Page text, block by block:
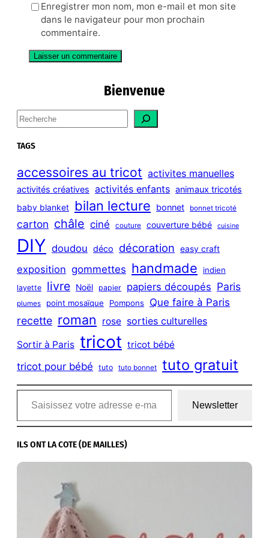
Enregistrer mon nom, mon e-mail et mon site
dans le navigateur pour mon prochain
commentaire.
Bienvenue
S
e
a
c
h
TAGS
accessoires au tricot activites manuelles
activités créatives activités enfants animaux tricotés
baby blanket bilan lecture bonnet bonnet tricoté
carton châle ciné couture couverture bébé cuisine
DIY doudou déco décoration easy craft
exposition gommettes handmade indien
layette livre Noël papier papiers découpés Paris
plumes point mosaïque Pompons Que faire à Paris
recette roman rose sorties culturelles
Sortir à Paris tricot tricot bébé
tricot pour bébé tuto tuto bonnet tuto gratuit
Saisissez votre adresse e-mail…
Newsletter
ILS ONT LA COTE (DE MAILLES)